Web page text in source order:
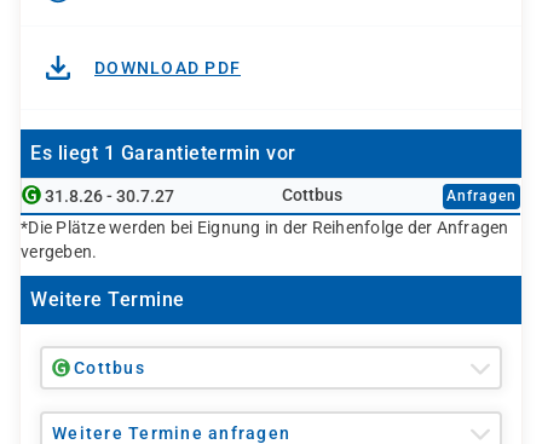
DOWNLOAD PDF
Es liegt 1 Garantietermin vor
31.8.26 - 30.7.27 Cottbus Anfragen
*Die Plätze werden bei Eignung in der Reihenfolge der Anfragen
vergeben.
Weitere Termine
Cottbus
Weitere Termine anfragen